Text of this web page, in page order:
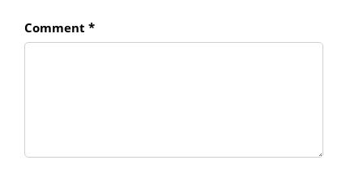
Comment *